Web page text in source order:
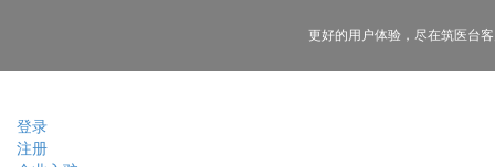
登录
注册
更好的用户体验， 尽在筑医台